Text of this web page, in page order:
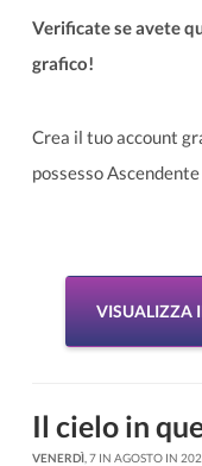
Verificate se avete
grafico!
Crea il tuo account
possesso
VISUALIZZA
Il cielo in
VENERDÌ , 7 IN AGOSTO IN